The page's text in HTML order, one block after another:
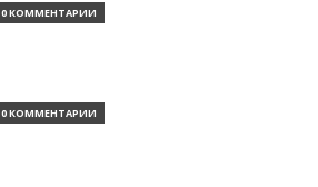
0 КОММЕНТАРИИ
0 КОММЕНТАРИИ